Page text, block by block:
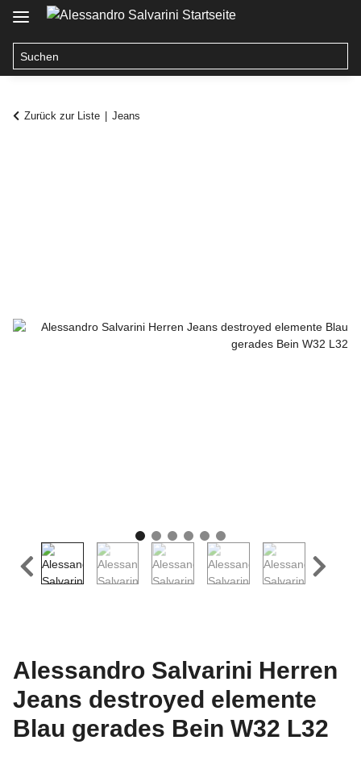
Zurück zur Liste Jeans
Alessandro Salvarini Herren
Jeans destroyed elemente
Blau gerades Bein W32 L32